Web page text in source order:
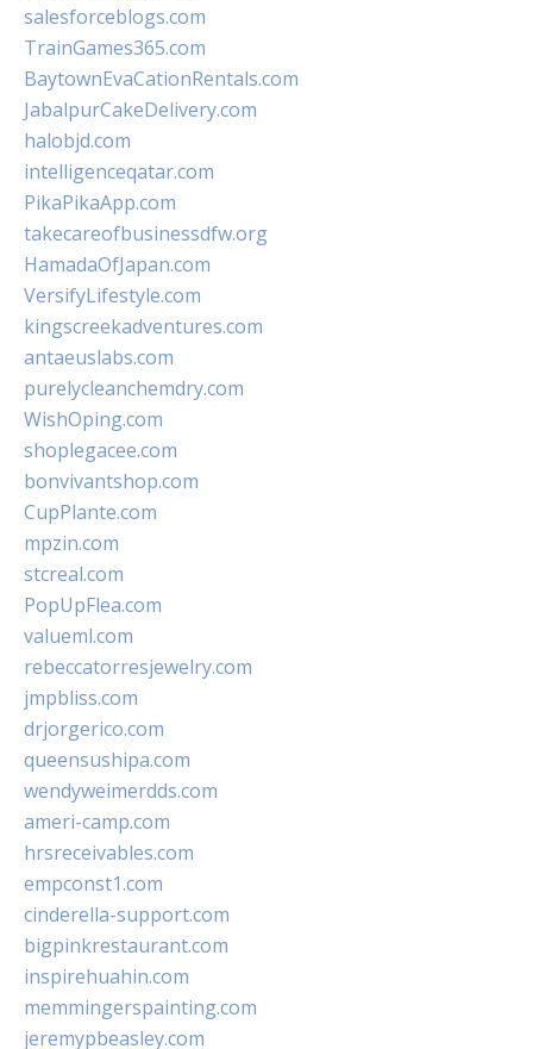
salesforceblogs.com
TrainGames365.com
BaytownEvaCationRentals.com
JabalpurCakeDelivery.com
halobjd.com
intelligenceqatar.com
PikaPikaApp.com
takecareofbusinessdfw.org
HamadaOfJapan.com
VersifyLifestyle.com
kingscreekadventures.com
antaeuslabs.com
purelycleanchemdry.com
WishOping.com
shoplegacee.com
bonvivantshop.com
CupPlante.com
mpzin.com
stcreal.com
PopUpFlea.com
valueml.com
rebeccatorresjewelry.com
jmpbliss.com
drjorgerico.com
queensushipa.com
wendyweimerdds.com
ameri-camp.com
hrsreceivables.com
empconst1.com
cinderella-support.com
bigpinkrestaurant.com
inspirehuahin.com
memmingerspainting.com
jeremypbeasley.com